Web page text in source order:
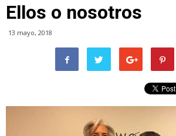
Ellos o nosotros
13 mayo, 2018